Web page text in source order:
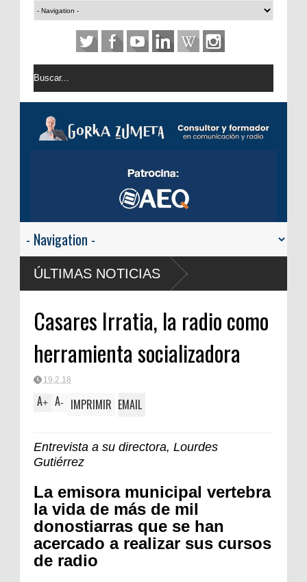
ÚLTIMAS NOTICIAS
Casares Irratia, la radio como
herramienta socializadora
19.2.18
A+ A- IMPRIMIR EMAIL
Entrevista a su directora, Lourdes
Gutiérrez
La emisora municipal vertebra
la vida de más de mil
donostiarras que se han
acercado a realizar sus cursos
de radio